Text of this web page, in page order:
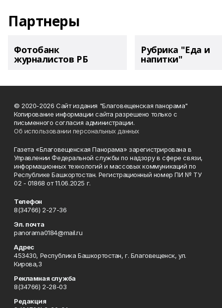
Партнеры
Фотобанк
журналистов РБ
Рубрика "Еда и
напитки"
© 2020-2026 Сайт издания "Благовещенская панорама"
Копирование информации сайта разрешено только с
письменного согласия администрации.
Об использовании персональных данных
Газета «Благовещенская Панорама» зарегистрирована в
Управлении Федеральной службы по надзору в сфере связи,
информационных технологий и массовых коммуникаций по
Республике Башкортостан. Регистрационный номер ПИ № ТУ
02 - 01868 от 11.06.2025 г.
Телефон
8(34766) 2-27-36
Эл. почта
panorama0184@mail.ru
Адрес
453430, Республика Башкортостан, г. Благовещенск, ул.
Кирова,3
Рекламная служба
8(34766) 2-28-03
Редакция